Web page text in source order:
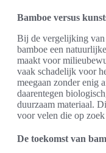
Bamboe versus
Bij de vergelijking
bamboe een
maakt voor
vaak schadelijk voor
meegaan zonder enig
daarentegen
duurzaam materiaal.
voor velen die op
De toekomst van